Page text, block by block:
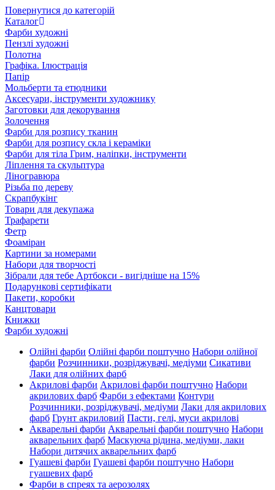
Повернутися до категорій
Каталог
Фарби художні
Пензлі художні
Полотна
Графіка. Ілюстрація
Папір
Мольберти та етюдники
Аксесуари, інструменти художнику
Заготовки для декорування
Золочення
Фарби для розпису тканин
Фарби для розпису скла і кераміки
Фарби для тіла Грим, наліпки, інструменти
Ліплення та скульптура
Ліногравюра
Різьба по дереву
Скрапбукінг
Товари для декупажа
Трафарети
Фетр
Фоаміран
Картини за номерами
Набори для творчості
Зібрали для тебе Артбокси - вигідніше на 15%
Подарункові сертифікати
Пакети, коробки
Канцтовари
Книжки
Фарби художні
Олійні фарби Олійні фарби поштучно Набори олійної
фарби Розчинники, розріджувачі, медіуми Сикативи
Лаки для олійних фарб
Акрилові фарби Акрилові фарби поштучно Набори
акрилових фарб Фарби з ефектами Контури
Розчинники, розріджувачі, медіуми Лаки для акрилових
фарб Грунт акриловий Пасти, гелі, муси акрилові
Акварельні фарби Акварельні фарби поштучно Набори
акварельних фарб Маскуюча рідина, медіуми, лаки
Набори дитячих акварельних фарб
Гуашеві фарби Гуашеві фарби поштучно Набори
гуашевих фарб
Фарби в спреях та аерозолях